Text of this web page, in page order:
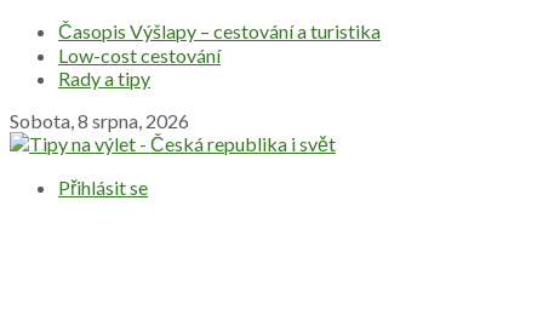
Časopis Výšlapy – cestování a turistika
Low-cost cestování
Rady a tipy
Sobota, 8 srpna, 2026
Přihlásit se